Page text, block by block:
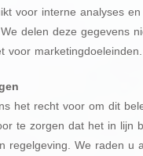
voor interne analyses
delen deze gegevens
voor marketingdoeleinden.
het recht voor om dit
te zorgen dat het in lijn
regelgeving. We raden u